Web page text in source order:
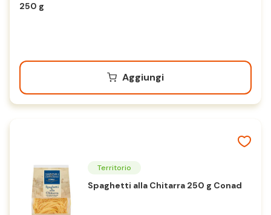
250 g
Aggiungi
Territorio
Spaghetti alla Chitarra 250 g Conad